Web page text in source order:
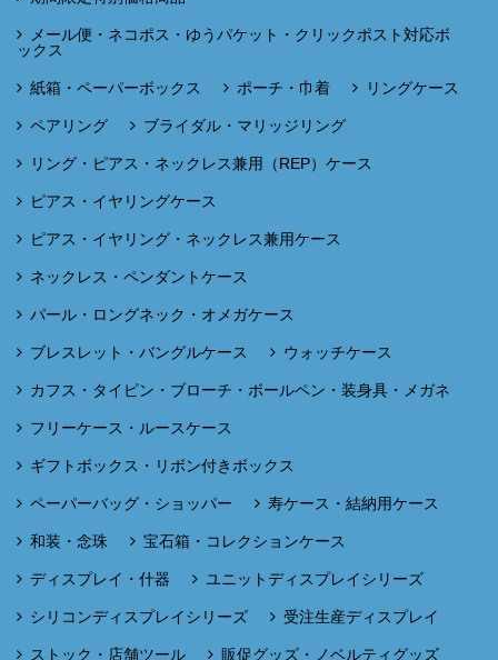
メール便・ネコポス・ゆうパケット・クリックポスト対応ボ
ックス
紙箱・ペーパーボックス ポーチ・巾着 リングケース
ペアリング ブライダル・マリッジリング
リング・ピアス・ネックレス兼用（REP）ケース
ピアス・イヤリングケース
ピアス・イヤリング・ネックレス兼用ケース
ネックレス・ペンダントケース
パール・ロングネック・オメガケース
ブレスレット・バングルケース ウォッチケース
カフス・タイピン・ブローチ・ボールペン・装身具・メガネ
フリーケース・ルースケース
ギフトボックス・リボン付きボックス
ペーパーバッグ・ショッパー 寿ケース・結納用ケース
和装・念珠 宝石箱・コレクションケース
ディスプレイ・什器 ユニットディスプレイシリーズ
シリコンディスプレイシリーズ 受注生産ディスプレイ
ストック・店舗ツール 販促グッズ・ノベルティグッズ